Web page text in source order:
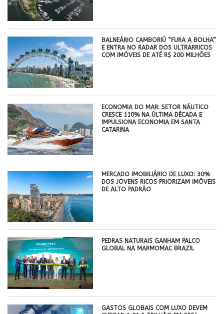
BALNEÁRIO CAMBORIÚ “FURA A BOLHA”
E ENTRA NO RADAR DOS ULTRARRICOS
COM IMÓVEIS DE ATÉ R$ 200 MILHÕES
ECONOMIA DO MAR: SETOR NÁUTICO
CRESCE 110% NA ÚLTIMA DÉCADA E
IMPULSIONA ECONOMIA EM SANTA
CATARINA
MERCADO IMOBILIÁRIO DE LUXO: 30%
DOS JOVENS RICOS PRIORIZAM IMÓVEIS
DE ALTO PADRÃO
PEDRAS NATURAIS GANHAM PALCO
GLOBAL NA MARMOMAC BRAZIL
GASTOS GLOBAIS COM LUXO DEVEM